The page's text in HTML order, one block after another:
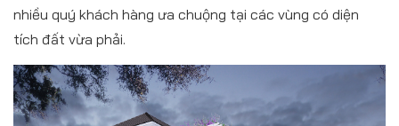
nhiều quý khách hàng ưa chuộng tại các vùng có diện
tích đất vừa phải.